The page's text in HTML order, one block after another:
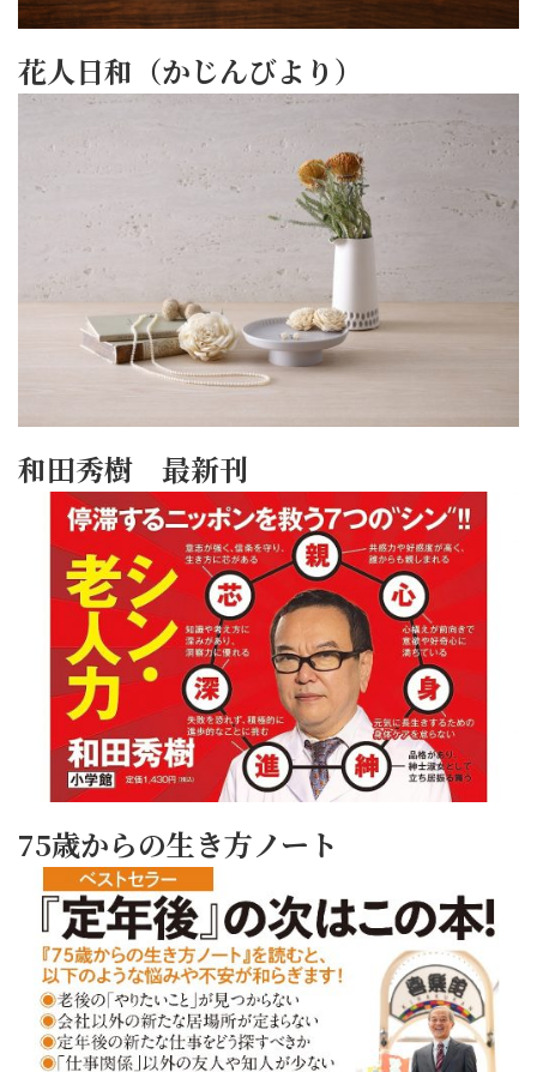
花人日和（かじんびより）
和田秀樹 最新刊
75歳からの生き方ノート